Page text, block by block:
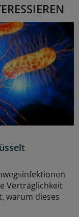
Verträglichkeit
warum dieses